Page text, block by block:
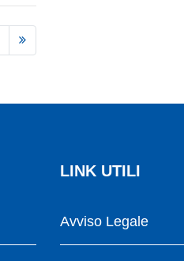
LINK UTILI
Avviso Legale